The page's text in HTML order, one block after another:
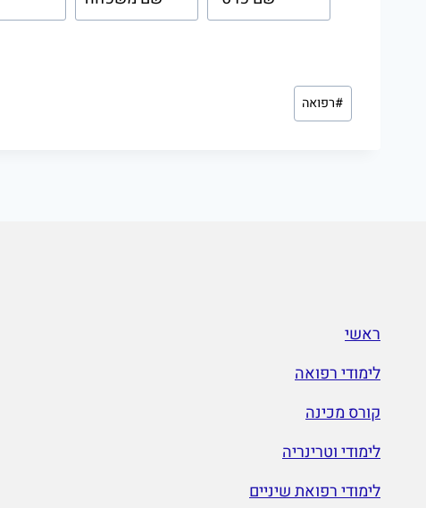
t
n
Post
Tags:
#רפואה
ראשי
לימודי רפואה
קורס מכינה
לימודי וטרינריה
לימודי רפואת שיניים